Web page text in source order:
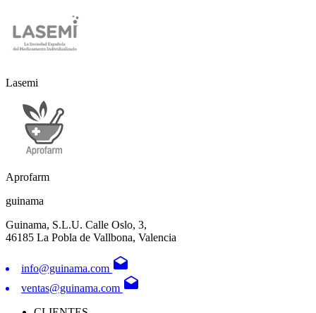
Lasemi
Aprofarm
guinama
Guinama, S.L.U. Calle Oslo, 3,
46185 La Pobla de Vallbona, Valencia
info@guinama.com drafts
ventas@guinama.com drafts